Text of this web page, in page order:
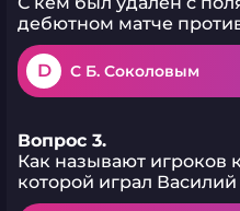
дебютном матче
D С Б. Соколовым
Вопрос 3.
Как называют игроков
которой играл